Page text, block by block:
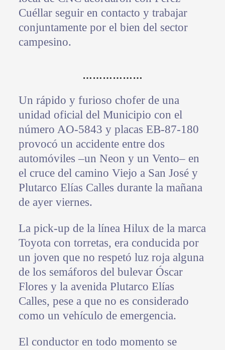
Cuéllar seguir en contacto y trabajar
conjuntamente por el bien del sector
campesino.
………………
Un rápido y furioso chofer de una
unidad oficial del Municipio con el
número AO-5843 y placas EB-87-180
provocó un accidente entre dos
automóviles –un Neon y un Vento– en
el cruce del camino Viejo a San José y
Plutarco Elías Calles durante la mañana
de ayer viernes.
La pick-up de la línea Hilux de la marca
Toyota con torretas, era conducida por
un joven que no respetó luz roja alguna
de los semáforos del bulevar Óscar
Flores y la avenida Plutarco Elías
Calles, pese a que no es considerado
como un vehículo de emergencia.
El conductor en todo momento se